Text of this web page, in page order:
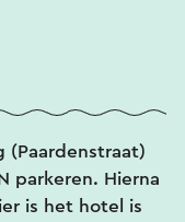
(Paardenstraat)
parkeren. Hierna
is het hotel is